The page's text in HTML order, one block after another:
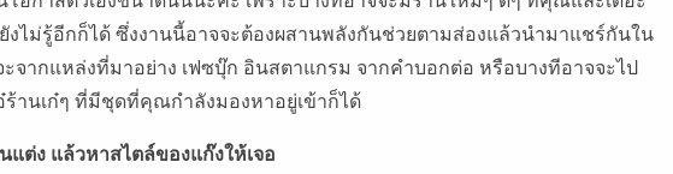
งไม่รู้อีกก็ได้ ซึ่งงานนี้อาจจะต้องผสานพลังกันช่วยตามส่องแล้วนำมาแชร์กันใน
ะจากแหล่งที่มาอย่าง เฟซบุ๊ก อินสตาแกรม จากคำบอกต่อ หรือบางทีอาจจะไป
ร้านเก๋ๆ ที่มีชุดที่คุณกำลังมองหาอยู่เข้าก็ได้
แต่ง แล้วหาสไตล์ของแก๊งให้เจอ